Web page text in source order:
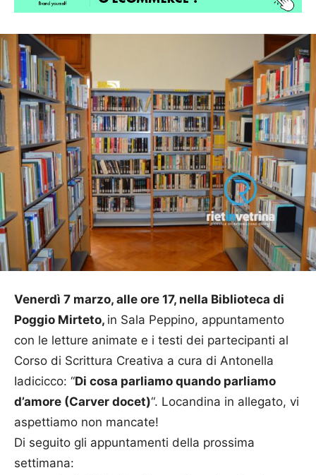
Venerdì 7 marzo, alle ore 17, nella Biblioteca di
Poggio Mirteto, in Sala Peppino, appuntamento
con le letture animate e i testi dei partecipanti al
Corso di Scrittura Creativa a cura di Antonella
Iadicicco: “Di cosa parliamo quando parliamo
d’amore (Carver docet)“. Locandina in allegato, vi
aspettiamo non mancate!
Di seguito gli appuntamenti della prossima
settimana: